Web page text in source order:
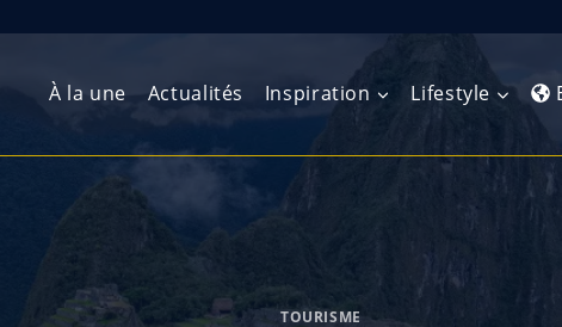
À la une Actualités Inspiration Lifestyle
Amérique centrale
TOURISME